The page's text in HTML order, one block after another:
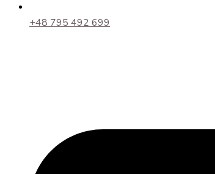
+48 795 492 699